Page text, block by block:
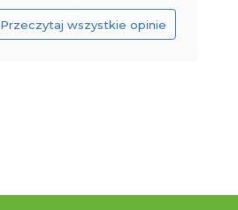
Przeczytaj wszystkie opinie